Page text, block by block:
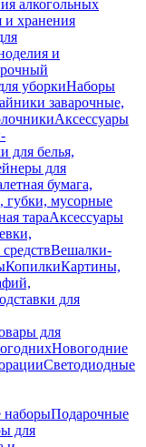
алкогольных
и хранения
и
уборкиНаборы
заварочные,
Аксессуары
для белья,
для
бумага,
губки, мусорные
тараАксессуары
Вешалки-
КопилкиКартины,
для
для
Новогодние
Светодиодные
наборыПодарочные
для